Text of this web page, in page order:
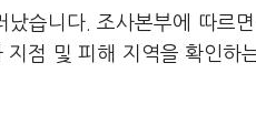
습니다. 조사본부에 따르
점 및 피해 지역을 확인하